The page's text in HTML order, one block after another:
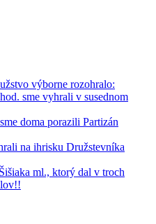
výborne rozohralo:
sme vyhrali v susednom
doma porazili Partizán
na ihrisku Družstevníka
ml., ktorý dal v troch